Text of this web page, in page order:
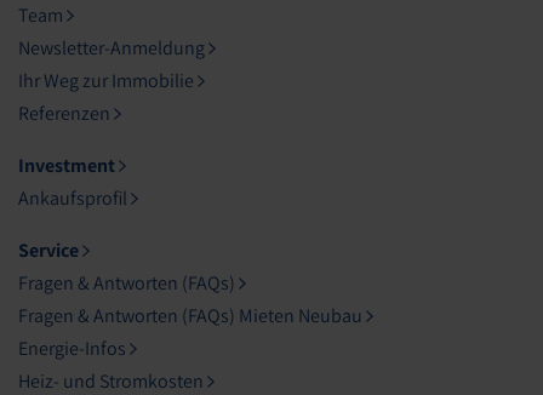
Team
Newsletter-Anmeldung
Ihr Weg zur Immobilie
Referenzen
Investment
Ankaufsprofil
Service
Fragen & Antworten (FAQs)
Fragen & Antworten (FAQs) Mieten Neubau
Energie-Infos
Heiz- und Stromkosten